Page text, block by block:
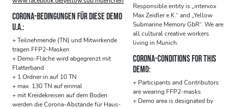
CORONA-BEDINGUNGEN FÜR DIESE DEMO
U.A.:
+ Teilnehmende (TN) und Mitwirkende
tragen FFP2-Masken
+ Demo-Fläche wird abgegrenzt mit
Flatterband
+ 1 Ordner:in auf 10 TN
+ max. 130 TN auf einmal
+ mit Kreidekreisen auf dem Boden
werden die Corona-Abstände für Haus-
Responsible entity is „intervox
Max Zeidler e.K.“ and „Yellow
Submarine Memory GbR“. We are
all cultural creative workers
living in Munich.
CORONA-CONDITIONS FOR THIS
DEMO:
+ Participants and Contributors
are wearing FFP2-masks
+ Demo area is designated by